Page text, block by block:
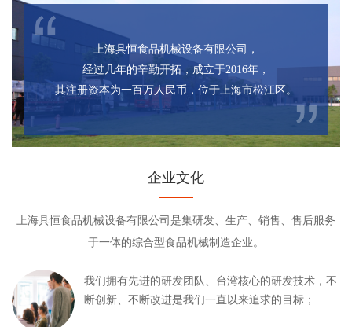
上海具恒食品机械设备有限公司，
经过几年的辛勤开拓，成立于2016年，
其注册资本为一百万人民币，位于上海市松江区。
企业文化
上海具恒食品机械设备有限公司是集研发、生产、销售、售后服务
于一体的综合型食品机械制造企业。
我们拥有先进的研发团队、台湾核心的研发技术，不
断创新、不断改进是我们一直以来追求的目标；